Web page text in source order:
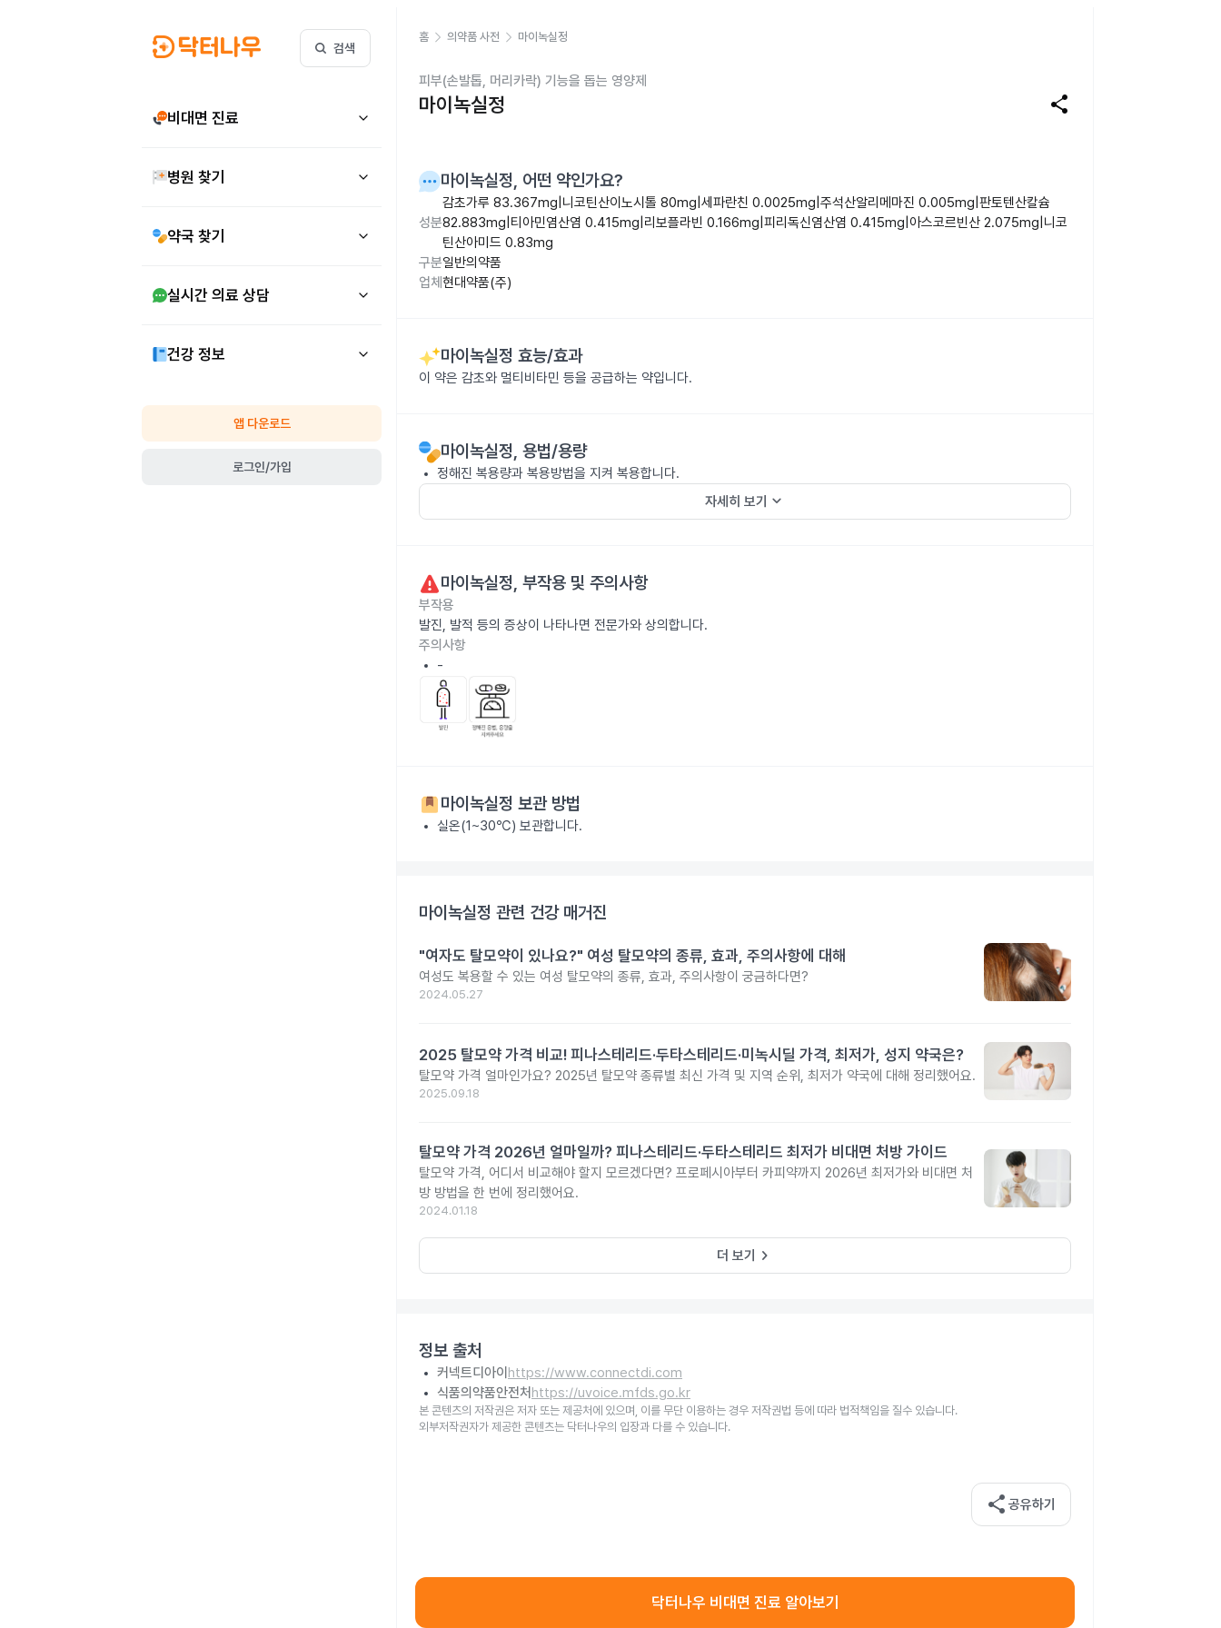
검색
비대면 진료
병원 찾기
약국 찾기
실시간 의료 상담
건강 정보
앱 다운로드
로그인/가입
홈 의약품 사전 마이녹실정
피부(손발톱, 머리카락) 기능을 돕는 영양제
마이녹실정 share
마이녹실정, 어떤 약인가요?
성분
감초가루 83.367mg|니코틴산이노시톨 80mg|세파란친 0.0025mg|주석산알리메마진 0.005mg|판토텐산칼슘
82.883mg|티아민염산염 0.415mg|리보플라빈 0.166mg|피리독신염산염 0.415mg|아스코르빈산 2.075mg|니코
틴산아미드 0.83mg
구분일반의약품
업체 현대약품(주)
마이녹실정 효능/효과
이 약은 감초와 멀티비타민 등을 공급하는 약입니다.
마이녹실정, 용법/용량
정해진 복용량과 복용방법을 지켜 복용합니다.
자세히 보기 keyboard_arrow_down
마이녹실정, 부작용 및 주의사항
부작용
발진, 발적 등의 증상이 나타나면 전문가와 상의합니다.
주의사항
-
마이녹실정 보관 방법
실온(1~30℃) 보관합니다.
마이녹실정 관련 건강 매거진
"여자도 탈모약이 있나요?" 여성 탈모약의 종류, 효과, 주의사항에 대해
여성도 복용할 수 있는 여성 탈모약의 종류, 효과, 주의사항이 궁금하다면?
2024.05.27
2025 탈모약 가격 비교! 피나스테리드·두타스테리드·미녹시딜 가격, 최저가, 성지 약국은?
탈모약 가격 얼마인가요? 2025년 탈모약 종류별 최신 가격 및 지역 순위, 최저가 약국에 대해 정리했어요.
2025.09.18
탈모약 가격 2026년 얼마일까? 피나스테리드·두타스테리드 최저가 비대면 처방 가이드
탈모약 가격, 어디서 비교해야 할지 모르겠다면? 프로페시아부터 카피약까지 2026년 최저가와 비대면 처
방 방법을 한 번에 정리했어요.
2024.01.18
더 보기 keyboard_arrow_right
정보 출처
커넥트디아이 https://www.connectdi.com
식품의약품안전처 https://uvoice.mfds.go.kr
본 콘텐츠의 저작권은 저자 또는 제공처에 있으며, 이를 무단 이용하는 경우 저작권법 등에 따라 법적책임을 질수 있습니다.
외부저작권자가 제공한 콘텐츠는 닥터나우의 입장과 다를 수 있습니다.
share 공유하기
닥터나우 비대면 진료 알아보기